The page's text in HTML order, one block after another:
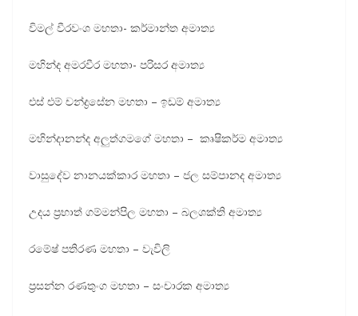
විමල් වීරවංශ මහතා- කර්මාන්ත අමාත්‍ය
මහින්ද අමරවීර මහතා- පරිසර අමාත්‍ය
එස් එම් චන්ද්‍රසේන මහතා – ඉඩම් අමාත්‍ය
මහින්දානන්ද අලුත්ගමගේ මහතා – කෘෂිකර්ම අමාත්‍ය
වාසුදේව නානයක්කාර මහතා – ජල සම්පානද අමාත්‍ය
උදය ප්‍රභාත් ගම්මන්පිල මහතා – බලශක්ති අමාත්‍ය
රමේෂ් පතිරණ මහතා – වැවිලි
ප්‍රසන්න රණතුංග මහතා – සංචාරක අමාත්‍ය